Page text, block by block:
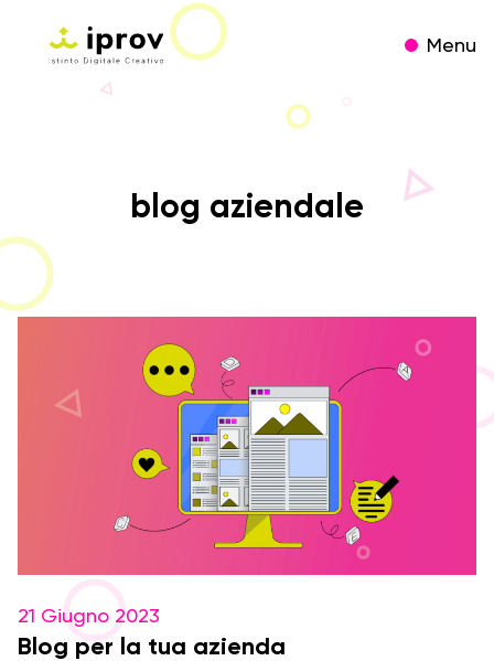
Menu
blog aziendale
21 Giugno 2023
Blog per la tua azienda